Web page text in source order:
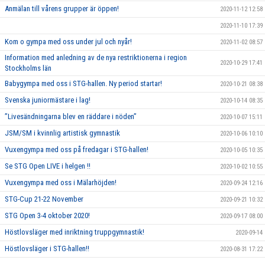
Anmälan till vårens grupper är öppen! 2020-11-12 12:58
2020-11-10 17:39
Kom o gympa med oss under jul och nyår! 2020-11-02 08:57
Information med anledning av de nya restriktionerna i region
Stockholms län
2020-10-29 17:41
Babygympa med oss i STG-hallen. Ny period startar! 2020-10-21 08:38
Svenska juniormästare i lag! 2020-10-14 08:35
”Livesändningarna blev en räddare i nöden” 2020-10-07 15:11
JSM/SM i kvinnlig artistisk gymnastik 2020-10-06 10:10
Vuxengympa med oss på fredagar i STG-hallen! 2020-10-05 10:35
Se STG Open LIVE i helgen !! 2020-10-02 10:55
Vuxengympa med oss i Mälarhöjden! 2020-09-24 12:16
STG-Cup 21-22 November 2020-09-21 10:32
STG Open 3-4 oktober 2020! 2020-09-17 08:00
Höstlovsläger med inriktning truppgymnastik! 2020-09-14
Höstlovsläger i STG-hallen!! 2020-08-31 17:22